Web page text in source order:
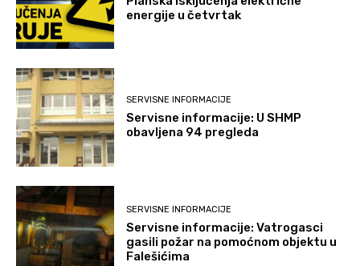
energije u četvrtak
SERVISNE INFORMACIJE
Servisne informacije: U SHMP
obavljena 94 pregleda
SERVISNE INFORMACIJE
Servisne informacije: Vatrogasci
gasili požar na pomoćnom objektu u
Falešićima